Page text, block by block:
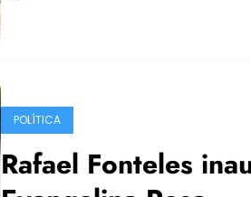
POLÍTICA
Rafael Fonteles